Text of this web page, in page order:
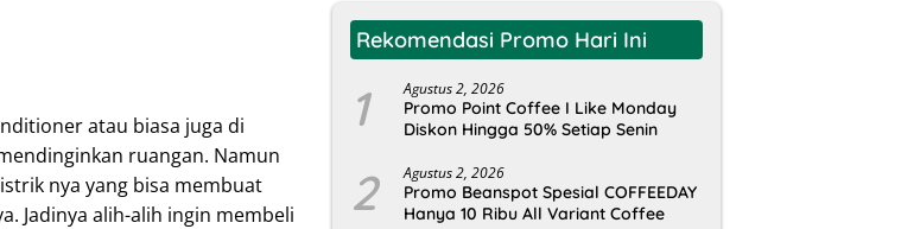
atau biasa juga di
ruangan. Namun
nya yang bisa membuat
Jadinya alih-alih ingin membeli
Rekomendasi Promo Hari Ini
1 Agustus 2, 2026
Promo Point Coffee I Like Monday
Diskon Hingga 50% Setiap Senin
2 Agustus 2, 2026
Promo Beanspot Spesial COFFEEDAY
Hanya 10 Ribu All Variant Coffee